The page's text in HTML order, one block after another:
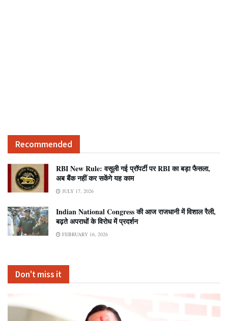
Recommended
RBI New Rule: वसूली गई प्रॉपर्टी पर RBI का बड़ा फैसला,
अब बैंक नहीं कर सकेंगे यह काम
JULY 17, 2026
Indian National Congress की आज राजधानी में विशाल रैली,
बढ़ते अपराधों के विरोध में प्रदर्शन
FEBRUARY 16, 2026
Don't miss it